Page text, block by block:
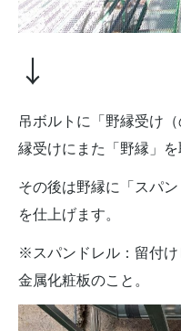
↓
吊ボルトに「野縁受け
縁受けにまた「野縁」を
その後は野縁に「スパ
を仕上げます。
※スパンドレル：留付け
金属化粧板のこと。